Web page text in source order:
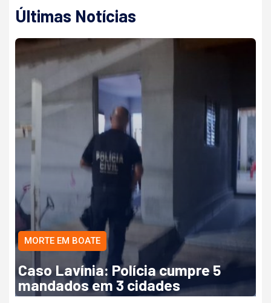
Últimas Notícias
MORTE EM BOATE
Caso Lavínia: Polícia cumpre 5
mandados em 3 cidades